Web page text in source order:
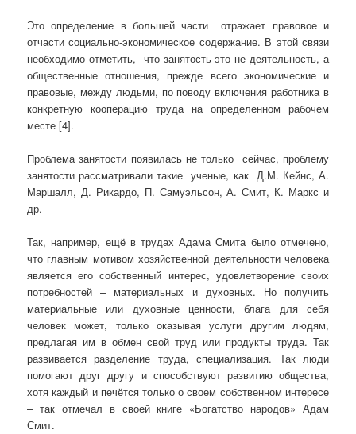
Это определение в большей части отражает правовое и
отчасти социально-экономическое содержание. В этой связи
необходимо отметить, что занятость это не деятельность, а
общественные отношения, прежде всего экономические и
правовые, между людьми, по поводу включения работника в
конкретную кооперацию труда на определенном рабочем
месте [4].
Проблема занятости появилась не только сейчас, проблему
занятости рассматривали такие ученые, как Д.М. Кейнс, А.
Маршалл, Д. Рикардо, П. Самуэльсон, А. Смит, К. Маркс и
др.
Так, например, ещё в трудах Адама Смита было отмечено,
что главным мотивом хозяйственной деятельности человека
является его собственный интерес, удовлетворение своих
потребностей – материальных и духовных. Но получить
материальные или духовные ценности, блага для себя
человек может, только оказывая услуги другим людям,
предлагая им в обмен свой труд или продукты труда. Так
развивается разделение труда, специализация. Так люди
помогают друг другу и способствуют развитию общества,
хотя каждый и печётся только о своем собственном интересе
– так отмечал в своей книге «Богатство народов» Адам
Смит.